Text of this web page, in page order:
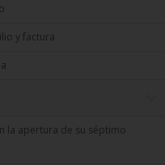
y factura
la apertura de su séptimo